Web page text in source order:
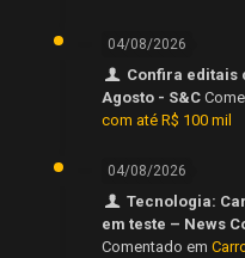
04/08/2026
Confira editais
Agosto - S&C
com até R$ 100 mil
04/08/2026
Tecnologia:
em teste – News
Comentado em